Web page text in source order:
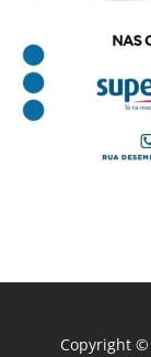
Copyright ©